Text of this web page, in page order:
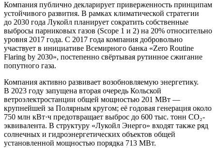
Компания публично декларирует приверженность принципам
устойчивого развития. В рамках климатической стратегии
до 2030 года Лукойл планирует сократить собственные
выбросы парниковых газов (Scope 1 и 2) на 20% относительно
уровня 2017 года. С 2017 года компания добровольно
участвует в инициативе Всемирного банка «Zero Routine
Flaring by 2030», постепенно свёртывая рутинное сжигание
попутного газа.
Компания активно развивает возобновляемую энергетику.
В 2023 году запущена вторая очередь Кольской
ветроэлектростанции общей мощностью 201 МВт —
крупнейшей за Полярным кругом; её годовая генерация около
750 млн кВт·ч предотвращает выброс до 600 тыс. тонн CO₂-
эквивалента. В структуру «Лукойл Энерго» входят также ряд
солнечных и гидроэнергетических объектов общей
установленной мощностью порядка 713 МВт.